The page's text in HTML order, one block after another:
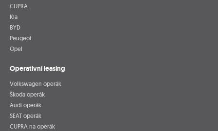
CUPRA
Kia
BYD
Peugeot
Opel
Operativní leasing
Volkswagen operák
Škoda operák
Audi operák
SEAT operák
CUPRA na operák